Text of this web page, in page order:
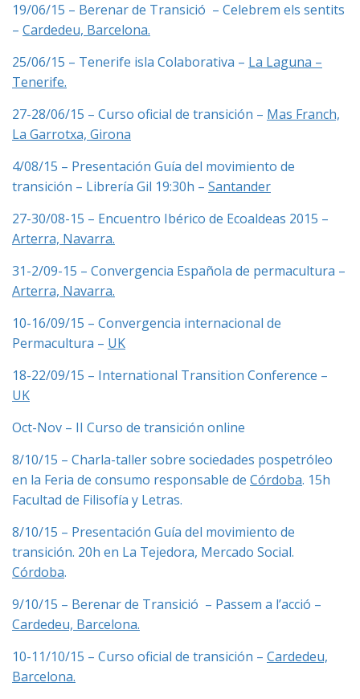
19/06/15 – Berenar de Transició – Celebrem els sentits
– Cardedeu, Barcelona.
25/06/15 – Tenerife isla Colaborativa – La Laguna –
Tenerife.
27-28/06/15 – Curso oficial de transición – Mas Franch,
La Garrotxa, Girona
4/08/15 – Presentación Guía del movimiento de
transición – Librería Gil 19:30h – Santander
27-30/08-15 – Encuentro Ibérico de Ecoaldeas 2015 –
Arterra, Navarra.
31-2/09-15 – Convergencia Española de permacultura –
Arterra, Navarra.
10-16/09/15 – Convergencia internacional de
Permacultura – UK
18-22/09/15 – International Transition Conference –
UK
Oct-Nov – II Curso de transición online
8/10/15 – Charla-taller sobre sociedades pospetróleo
en la Feria de consumo responsable de Córdoba. 15h
Facultad de Filisofía y Letras.
8/10/15 – Presentación Guía del movimiento de
transición. 20h en La Tejedora, Mercado Social.
Córdoba.
9/10/15 – Berenar de Transició – Passem a l’acció –
Cardedeu, Barcelona.
10-11/10/15 – Curso oficial de transición – Cardedeu,
Barcelona.